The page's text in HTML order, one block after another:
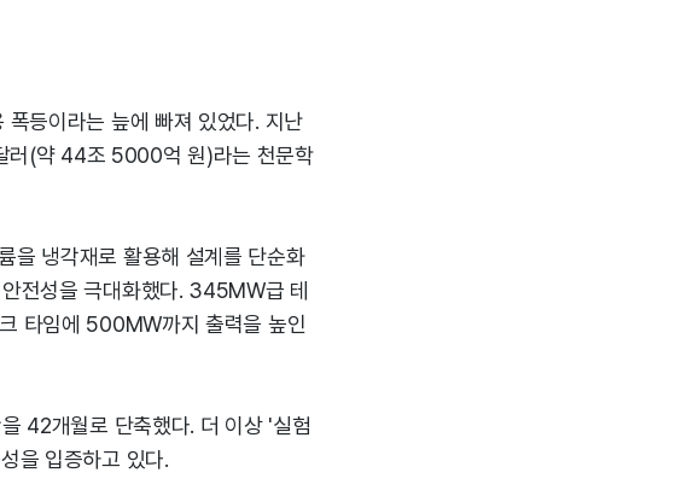
등이라는 늪에 빠져 있었다. 지난
러(약 44조 5000억 원)라는 천문학
을 냉각재로 활용해 설계를 단순화
전성을 극대화했다. 345MW급 테
타임에 500MW까지 출력을 높인
42개월로 단축했다. 더 이상 '실험
을 입증하고 있다.